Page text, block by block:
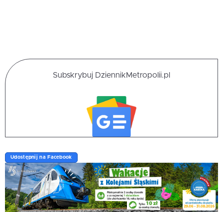
Subskrybuj DziennikMetropolii.pl
Udostępnij na Facebook